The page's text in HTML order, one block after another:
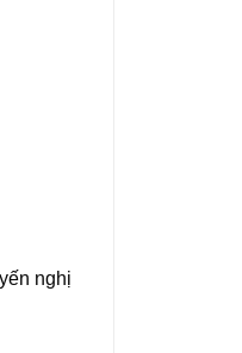
nghị